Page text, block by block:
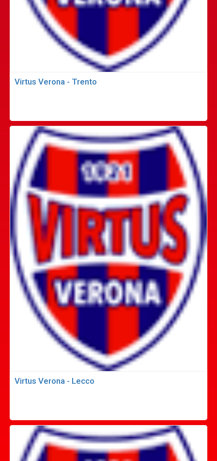
Virtus Verona - Trento
Virtus Verona - Lecco